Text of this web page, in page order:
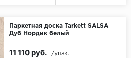
Паркетная доска Tarkett SALSA
Дуб Нордик белый
11 110 руб. /упак.